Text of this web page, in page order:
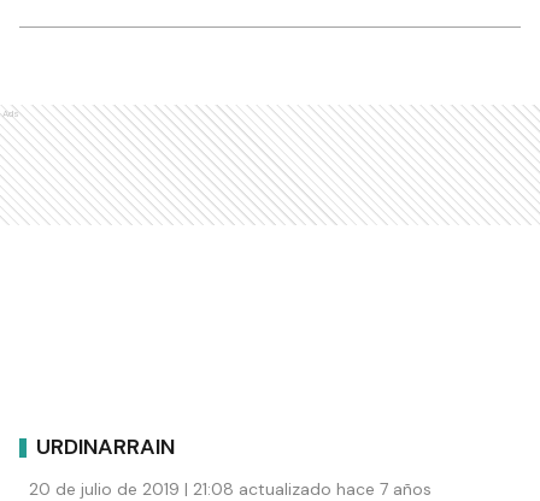
Ads
URDINARRAIN
20 de julio de 2019 | 21:08 actualizado hace 7 años